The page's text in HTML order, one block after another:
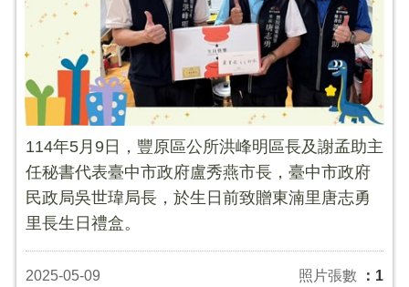
114年5月9日，豐原區公所洪峰明區長及謝孟助主
任秘書代表臺中市政府盧秀燕市長，臺中市政府
民政局吳世瑋局長，於生日前致贈東湳里唐志勇
里長生日禮盒。
2025-05-09 照片張數 ：1